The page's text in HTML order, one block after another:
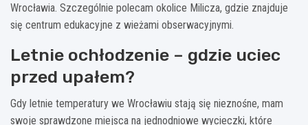
Wrocławia. Szczególnie polecam okolice Milicza, gdzie znajduje
się centrum edukacyjne z wieżami obserwacyjnymi.
Letnie ochłodzenie – gdzie uciec
przed upałem?
Gdy letnie temperatury we Wrocławiu stają się nieznośne, mam
swoje sprawdzone miejsca na jednodniowe wycieczki, które